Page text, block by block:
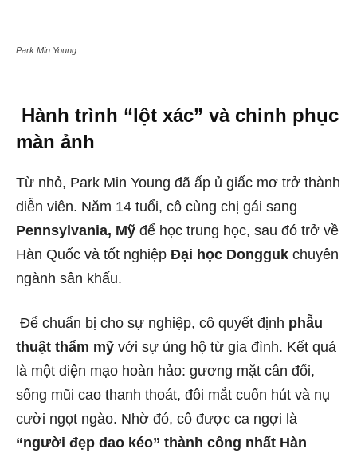
Park Min Young
Hành trình “lột xác” và chinh phục
màn ảnh
Từ nhỏ, Park Min Young đã ấp ủ giấc mơ trở thành
diễn viên. Năm 14 tuổi, cô cùng chị gái sang
Pennsylvania, Mỹ để học trung học, sau đó trở về
Hàn Quốc và tốt nghiệp Đại học Dongguk chuyên
ngành sân khấu.
Để chuẩn bị cho sự nghiệp, cô quyết định phẫu
thuật thẩm mỹ với sự ủng hộ từ gia đình. Kết quả
là một diện mạo hoàn hảo: gương mặt cân đối,
sống mũi cao thanh thoát, đôi mắt cuốn hút và nụ
cười ngọt ngào. Nhờ đó, cô được ca ngợi là
“người đẹp dao kéo” thành công nhất Hàn